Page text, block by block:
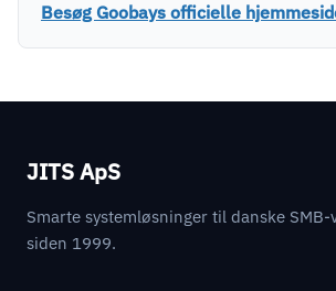
Besøg Goobays officielle
JITS ApS
Smarte systemløsninger til danske
siden 1999.